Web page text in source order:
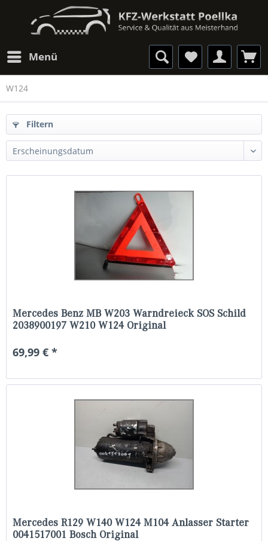
Menü
W124
Filtern
Mercedes Benz MB W203 Warndreieck SOS Schild
2038900197 W210 W124 Original
69,99 € *
Mercedes R129 W140 W124 M104 Anlasser Starter
0041517001 Bosch Original